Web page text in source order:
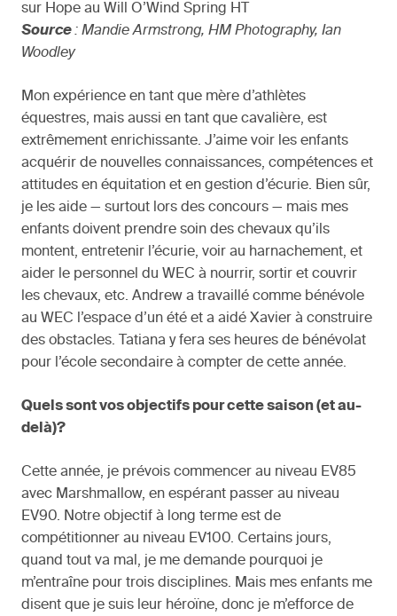
sur Hope au Will O’Wind Spring HT
Source: Mandie Armstrong, HM Photography, Ian
Woodley
Mon expérience en tant que mère d’athlètes
équestres, mais aussi en tant que cavalière, est
extrêmement enrichissante. J’aime voir les enfants
acquérir de nouvelles connaissances, compétences et
attitudes en équitation et en gestion d’écurie. Bien sûr,
je les aide — surtout lors des concours — mais mes
enfants doivent prendre soin des chevaux qu’ils
montent, entretenir l’écurie, voir au harnachement, et
aider le personnel du WEC à nourrir, sortir et couvrir
les chevaux, etc. Andrew a travaillé comme bénévole
au WEC l’espace d’un été et a aidé Xavier à construire
des obstacles. Tatiana y fera ses heures de bénévolat
pour l’école secondaire à compter de cette année.
Quels sont vos objectifs pour cette saison (et au-
delà)?
Cette année, je prévois commencer au niveau EV85
avec Marshmallow, en espérant passer au niveau
EV90. Notre objectif à long terme est de
compétitionner au niveau EV100. Certains jours,
quand tout va mal, je me demande pourquoi je
m’entraîne pour trois disciplines. Mais mes enfants me
disent que je suis leur héroïne, donc je m’efforce de